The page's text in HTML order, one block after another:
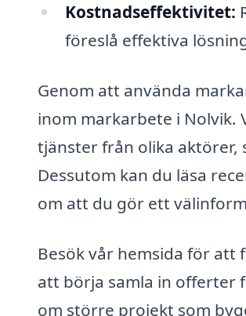
Kostnadseffektivitet:
föreslå effektiva
Genom att använda
inom markarbete i
tjänster från olika aktörer,
Dessutom kan du läsa
om att du gör ett
Besök vår hemsida för
att börja samla in offerter
om större projekt som